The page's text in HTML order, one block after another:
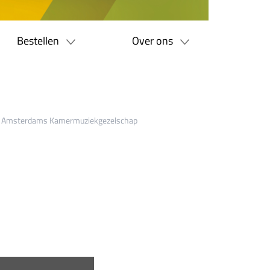
Bestellen Over ons
Kamermuziekgezelschap